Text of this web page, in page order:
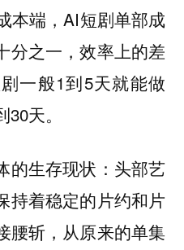
本端，AI短剧单部成
分之一，效率上的差
一般1到5天就能做
天。
的生存现状：头部艺
持着稳定的片约和片
腰斩，从原来的单集